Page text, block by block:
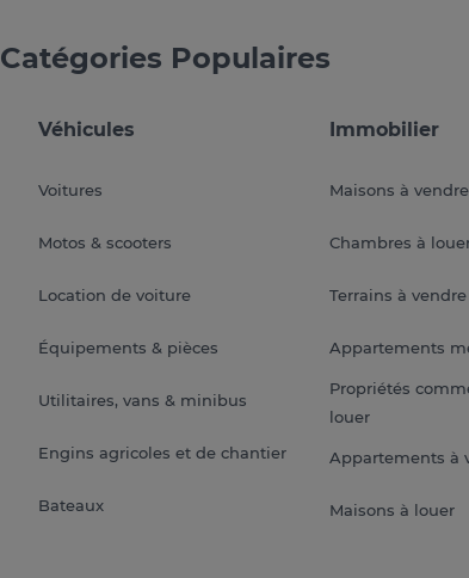
Catégories Populaires
Véhicules
Voitures
Motos & scooters
Location de voiture
Équipements & pièces
Utilitaires, vans & minibus
Engins agricoles et de chantier
Bateaux
Immobilier
Maisons à vendre
Chambres à
Terrains à vendre
Appartements
Propriétés
louer
Appartements à
Maisons à louer